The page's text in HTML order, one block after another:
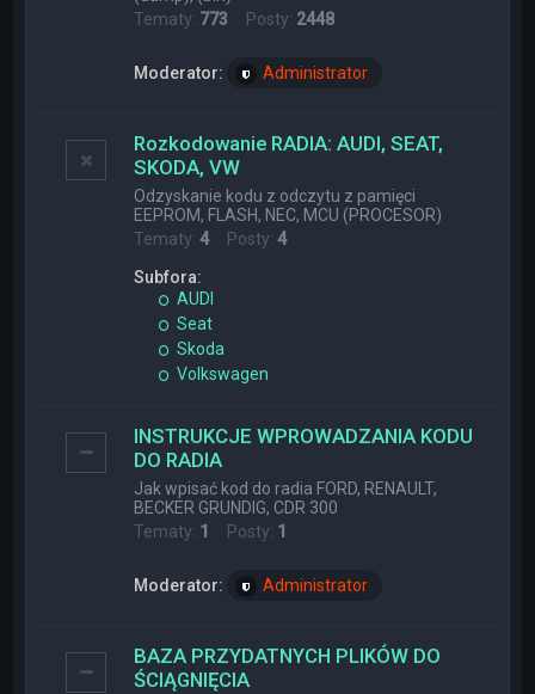
Tematy: 773 Posty: 2448
Moderator: Administrator
Rozkodowanie RADIA: AUDI, SEAT,
SKODA, VW
Odzyskanie kodu z odczytu z pamięci
EEPROM, FLASH, NEC, MCU (PROCESOR)
Tematy:4Posty:4
Subfora:
AUDI
Seat
Skoda
Volkswagen
INSTRUKCJE WPROWADZANIA KODU
DO RADIA
Jak wpisać kod do radia FORD, RENAULT,
BECKER GRUNDIG, CDR 300
Tematy: 1 Posty: 1
Moderator: Administrator
BAZA PRZYDATNYCH PLIKÓW DO
ŚCIĄGNIĘCIA